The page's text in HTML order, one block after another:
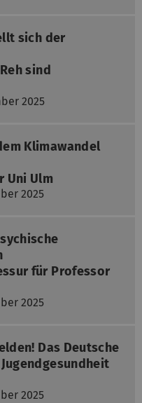
sich der
sind
2025
Klimawandel
Uni Ulm
2025
für Professor
2025
Das Deutsche
2025